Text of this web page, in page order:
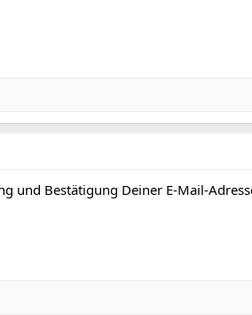
Bestätigung Deiner E-Mail-